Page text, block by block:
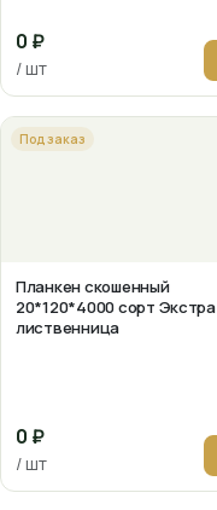
0 ₽
/ шт
Под заказ
Планкен скошенный
20*120*4000 сорт Экстра
лиственница
0 ₽
/ шт